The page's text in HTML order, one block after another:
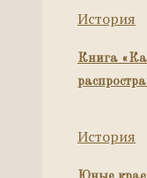
История
Книга
История